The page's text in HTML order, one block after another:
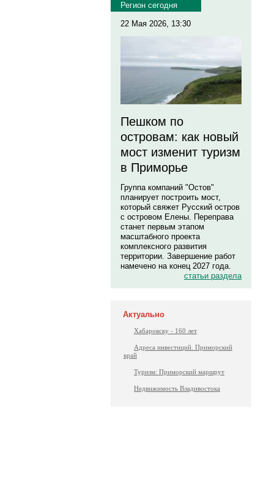
Регион сегодня
22 Мая 2026, 13:30
Пешком по
островам: как новый
мост изменит туризм
в Приморье
Группа компаний "Остов"
планирует построить мост,
который свяжет Русский остров
с островом Елены. Переправа
станет первым этапом
масштабного проекта
комплексного развития
территории. Завершение работ
намечено на конец 2027 года.
статьи раздела
Актуально
Хабаровску - 160 лет
Адреса инвестиций. Приморский
край
Туризм: Приморский маршрут
Недвижимость Владивостока